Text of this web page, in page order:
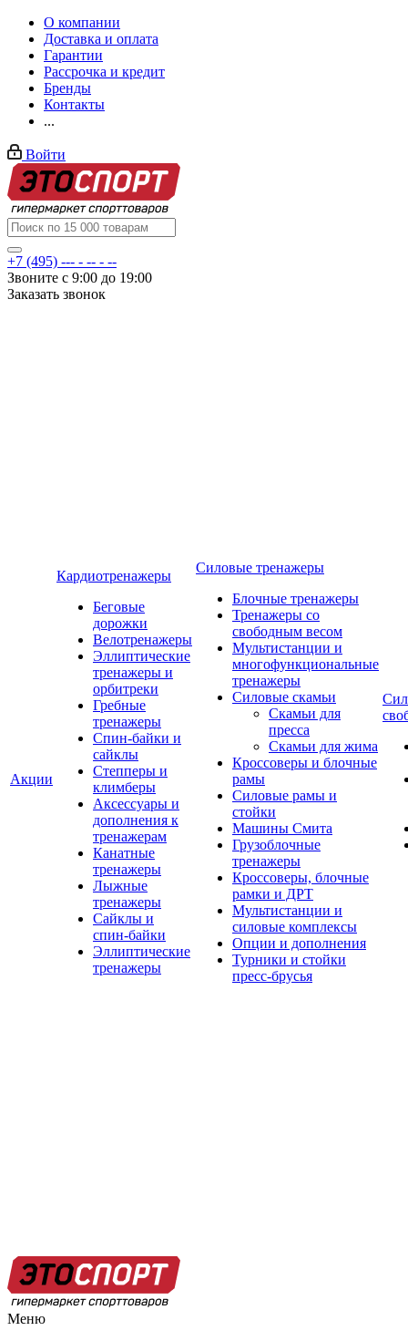
О компании
Доставка и оплата
Гарантии
Рассрочка и кредит
Бренды
Контакты
...
Войти
+7 (495) --- - -- - --
Звоните с 9:00 до 19:00
Заказать звонок
Акции
Кардиотренажеры
Беговые
дорожки
Велотренажеры
Эллиптические
тренажеры и
орбитреки
Гребные
тренажеры
Спин-байки и
сайклы
Степперы и
климберы
Аксессуары и
дополнения к
тренажерам
Канатные
тренажеры
Лыжные
тренажеры
Сайклы и
спин-байки
Эллиптические
тренажеры
Силовые тренажеры
Блочные тренажеры
Тренажеры со
свободным весом
Мультистанции и
многофункциональные
тренажеры
Силовые скамьи
Скамьи для
пресса
Скамьи для жима
Кроссоверы и блочные
рамы
Силовые рамы и
стойки
Машины Смита
Грузоблочные
тренажеры
Кроссоверы, блочные
рамки и ДРТ
Мультистанции и
силовые комплексы
Опции и дополнения
Турники и стойки
пресс-брусья
Меню